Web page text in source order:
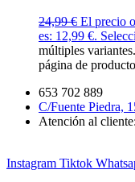
24,99€ El precio
es: 12,99 €.
múltiples
página de producto
653 702 889
C/Fuente Piedra,
Atención al
Instagram Tiktok